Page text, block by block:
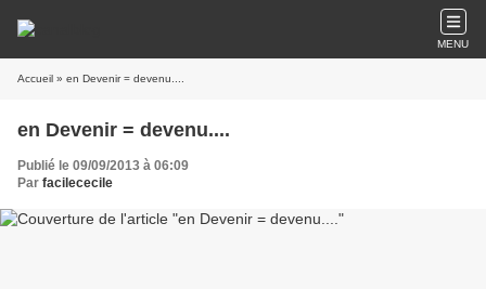
MENU
Accueil » en Devenir = devenu....
en Devenir = devenu....
Publié le 09/09/2013 à 06:09
Par facilececile